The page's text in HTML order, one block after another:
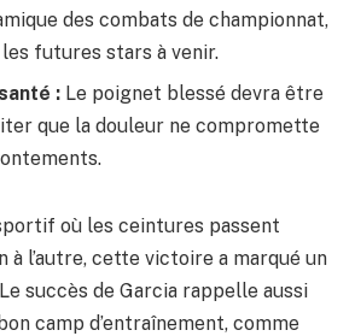
des combats de championnat,
futures stars à venir.
: Le poignet blessé devra être
que la douleur ne compromette
où les ceintures passent
à l’autre, cette victoire a marqué un
succès de Garcia rappelle aussi
camp d’entraînement, comme